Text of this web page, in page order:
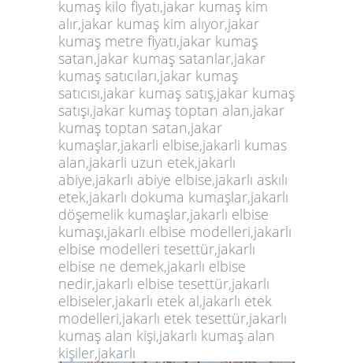
kumaş kilo fiyatı,jakar kumaş kim
alır,jakar kumaş kim alıyor,jakar
kumaş metre fiyatı,jakar kumaş
satan,jakar kumaş satanlar,jakar
kumaş satıcıları,jakar kumaş
satıcısı,jakar kumaş satış,jakar kumaş
satışı,jakar kumaş toptan alan,jakar
kumaş toptan satan,jakar
kumaşlar,jakarli elbise,jakarli kumas
alan,jakarli uzun etek,jakarlı
abiye,jakarlı abiye elbise,jakarlı askılı
etek,jakarlı dokuma kumaşlar,jakarlı
döşemelik kumaşlar,jakarlı elbise
kumaşı,jakarlı elbise modelleri,jakarlı
elbise modelleri tesettür,jakarlı
elbise ne demek,jakarlı elbise
nedir,jakarlı elbise tesettür,jakarlı
elbiseler,jakarlı etek al,jakarlı etek
modelleri,jakarlı etek tesettür,jakarlı
kumaş alan kişi,jakarlı kumaş alan
kişiler,jakarlı